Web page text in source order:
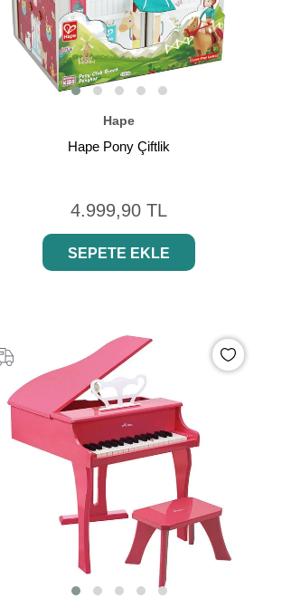
Hape
Hape Pony Çiftlik
4.999,90 TL
SEPETE EKLE